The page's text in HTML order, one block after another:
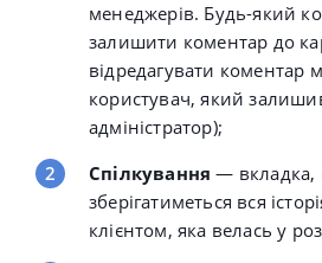
менеджерів. Будь-який
залишити коментар до
відредагувати коментар
користувач, який
адміністратор);
Спілкування — вкладка,
зберігатиметься вся
клієнтом, яка велась у